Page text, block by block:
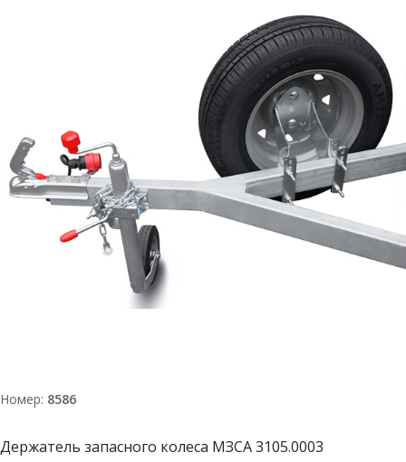
Номер: 8586
Держатель запасного колеса МЗСА 3105.0003